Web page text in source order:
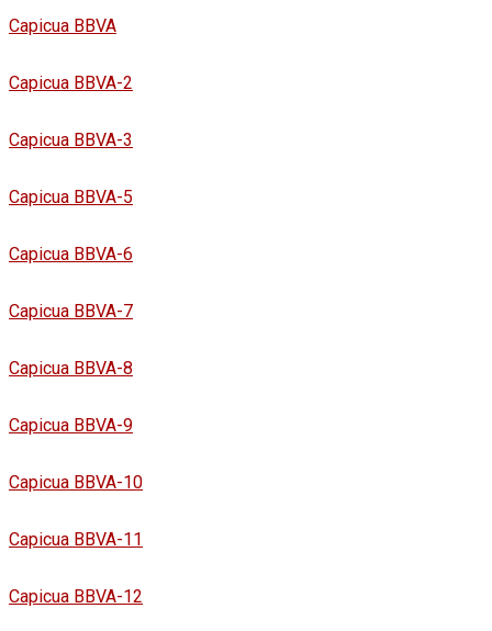
Capicua BBVA
Capicua BBVA-2
Capicua BBVA-3
Capicua BBVA-5
Capicua BBVA-6
Capicua BBVA-7
Capicua BBVA-8
Capicua BBVA-9
Capicua BBVA-10
Capicua BBVA-11
Capicua BBVA-12